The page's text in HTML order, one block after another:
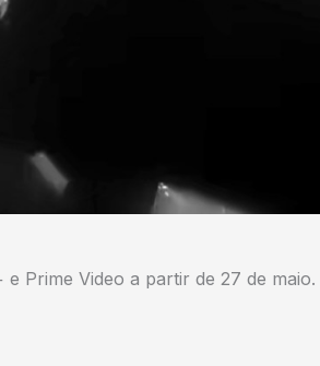
Prime Video a partir de 27 de maio.